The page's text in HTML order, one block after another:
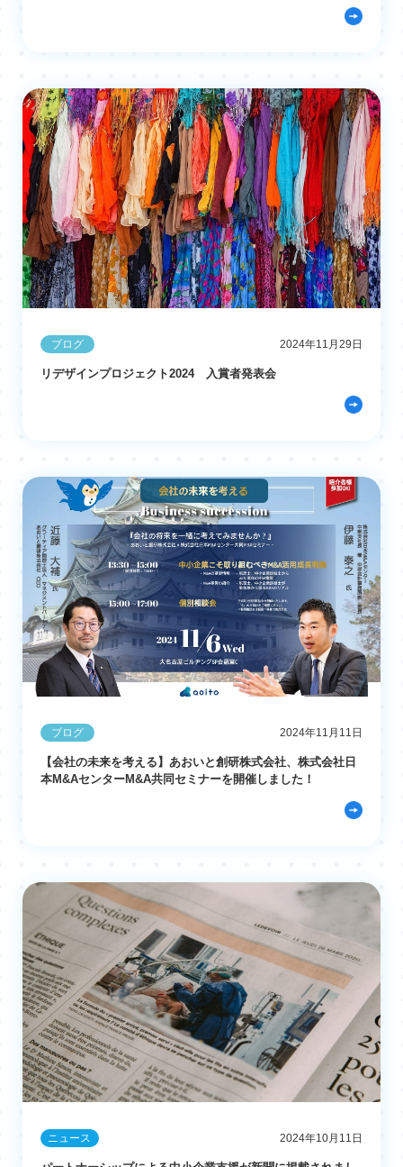
ブログ 2024年11月29日
リデザインプロジェクト2024 入賞者発表会
ブログ 2024年11月11日
【会社の未来を考える】あおいと創研株式会社、株式会社日
本M&AセンターM&A共同セミナーを開催しました！
ニュース 2024年10月11日